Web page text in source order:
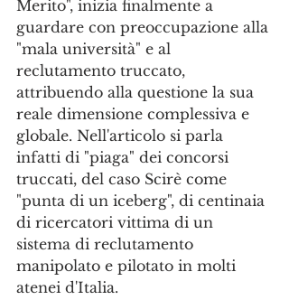
Merito", inizia finalmente a
guardare con preoccupazione alla
"mala università" e al
reclutamento truccato,
attribuendo alla questione la sua
reale dimensione complessiva e
globale. Nell'articolo si parla
infatti di "piaga" dei concorsi
truccati, del caso Scirè come
"punta di un iceberg", di centinaia
di ricercatori vittima di un
sistema di reclutamento
manipolato e pilotato in molti
atenei d'Italia.